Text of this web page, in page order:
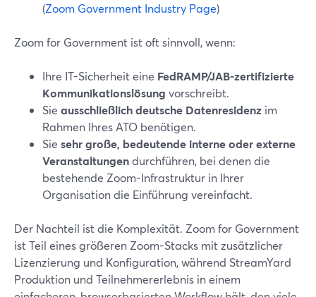
(Zoom Government Industry Page)
Zoom for Government ist oft sinnvoll, wenn:
Ihre IT-Sicherheit eine FedRAMP/JAB-zertifizierte
Kommunikationslösung vorschreibt.
Sie ausschließlich deutsche Datenresidenz im
Rahmen Ihres ATO benötigen.
Sie sehr große, bedeutende interne oder externe
Veranstaltungendurchführen, bei denen die
bestehende Zoom-Infrastruktur in Ihrer
Organisation die Einführung vereinfacht.
Der Nachteil ist die Komplexität. Zoom for Government
ist Teil eines größeren Zoom-Stacks mit zusätzlicher
Lizenzierung und Konfiguration, während StreamYard
Produktion und Teilnehmererlebnis in einem